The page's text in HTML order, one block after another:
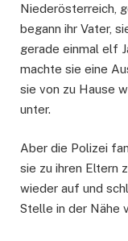
Niederösterreich,
begann ihr Vater,
gerade einmal elf
machte sie eine
sie von zu Hause
unter.
Aber die Polizei
sie zu ihren Eltern
wieder auf und
Stelle in der Nähe